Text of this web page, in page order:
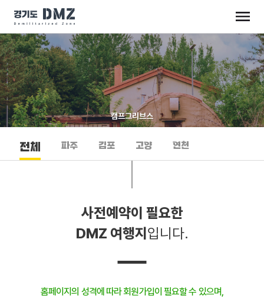
캠프그리브스
전체 파주 김포 고양 연천
사전예약이 필요한
DMZ 여행지 입니다.
홈페이지의 성격에 따라 회원가입이 필요할 수 있으며,